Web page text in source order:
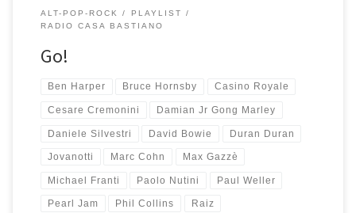
ALT-POP-ROCK
PLAYLIST
RADIO CASA BASTIANO
Go!
Ben Harper Bruce Hornsby Casino Royale
Cesare Cremonini Damian Jr Gong Marley
Daniele Silvestri David Bowie Duran Duran
Jovanotti Marc Cohn Max Gazzè
Michael Franti Paolo Nutini Paul Weller
Pearl Jam Phil Collins Raiz